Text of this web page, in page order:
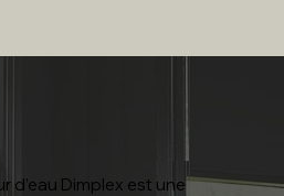
d’eau Dimplex est une